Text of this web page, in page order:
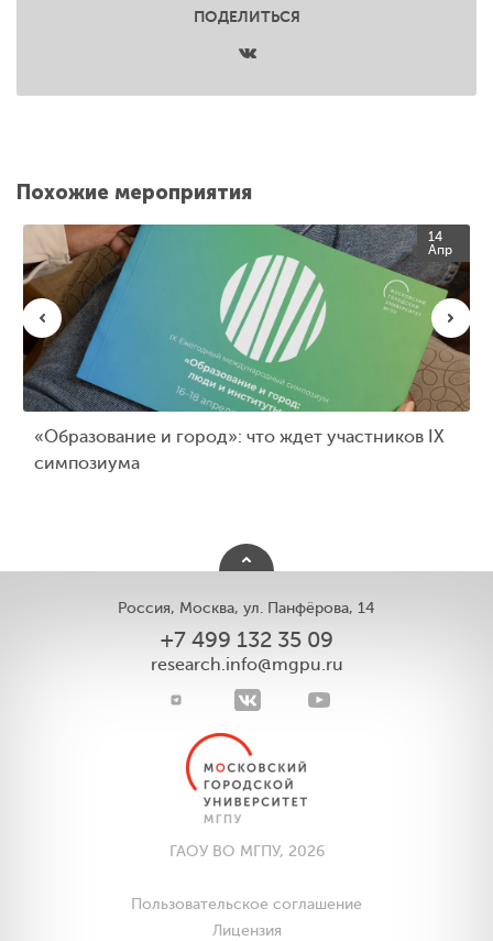
ПОДЕЛИТЬСЯ
Похожие мероприятия
14
Апр
«Образование и город»: что ждет участников IX
симпозиума
Россия, Москва, ул. Панфёрова, 14
+7 499 132 35 09
research.info@mgpu.ru
ГАОУ ВО МГПУ, 2026
Пользовательское соглашение
Лицензия